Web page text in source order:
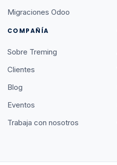
Migraciones Odoo
COMPAÑÍA
Sobre Treming
Clientes
Blog
Eventos
Trabaja con nosotros